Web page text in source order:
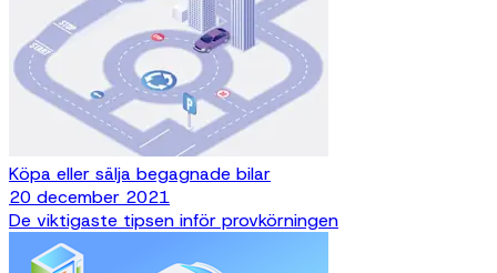
Köpa eller sälja begagnade bilar
20 december 2021
De viktigaste tipsen inför provkörningen